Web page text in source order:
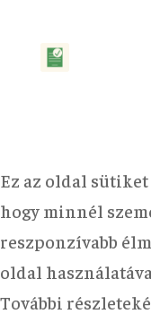
Ez az oldal
hogy minnél
reszponzívabb
oldal
További